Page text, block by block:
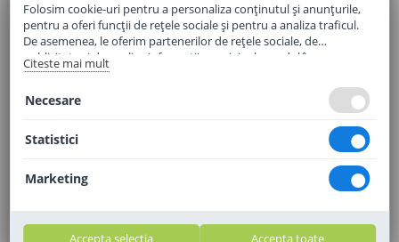
Email:office@elaptepraf.ro
Telefon:0745-964-449
Adresa:Sos. Borsului, Nr. 20, Oradea, Jud. Bihor
Folosim cookie-uri pentru a personaliza conținutul și anunțurile,
pentru a oferi funcții de rețele sociale și pentru a analiza traficul.
De asemenea, le oferim partenerilor de rețele sociale, de
publicitate și de analize informații cu privire la modul în care
folosiți site-ul nostru. Aceștia le pot combina cu alte informații
Citeste mai mult
Necesare
Statistici
Marketing
Accepta selectia Accepta toate